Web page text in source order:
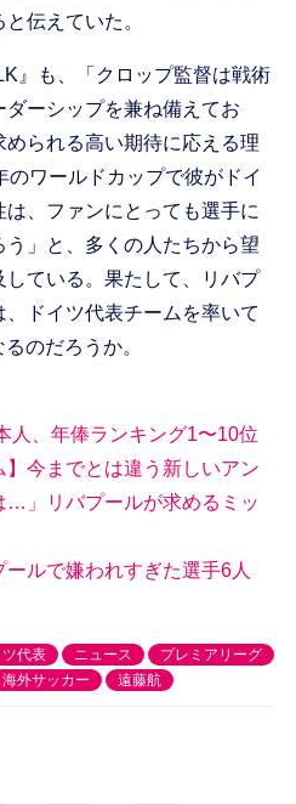
伝えていた。
』も、「クロップ監督は戦術
ーシップを兼ね備えてお
られる高い期待に応える理
ワールドカップで彼がドイ
、ファンにとっても選手に
」と、多くの人たちから望
している。果たして、リバプ
ドイツ代表チームを率いて
のだろうか。
人、年俸ランキング1〜10位
】今までとは違う新しいアン
…」リバプールが求めるミッ
ルで嫌われすぎた選手6人
ツ代表 ニュース
プレミアリーグ
海外サッカー 遠藤航